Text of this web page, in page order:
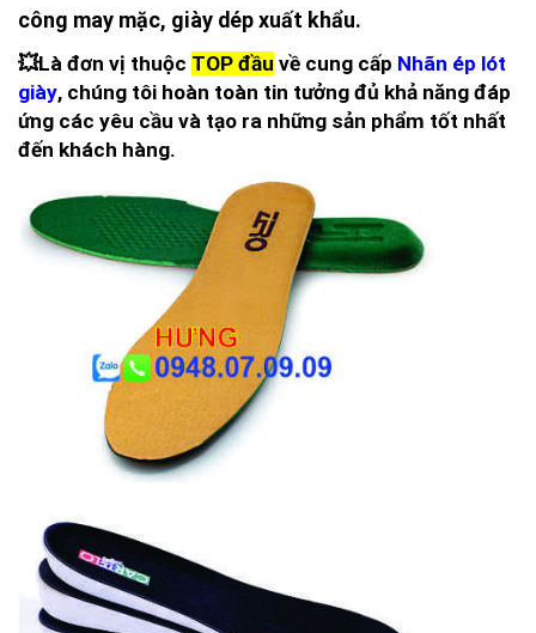
công may mặc, giày dép xuất khẩu.
💥Là đơn vị thuộc TOP đầu về cung cấp Nhãn ép lót
giày, chúng tôi hoàn toàn tin tưởng đủ khả năng đáp
ứng các yêu cầu và tạo ra những sản phẩm tốt nhất
đến khách hàng.